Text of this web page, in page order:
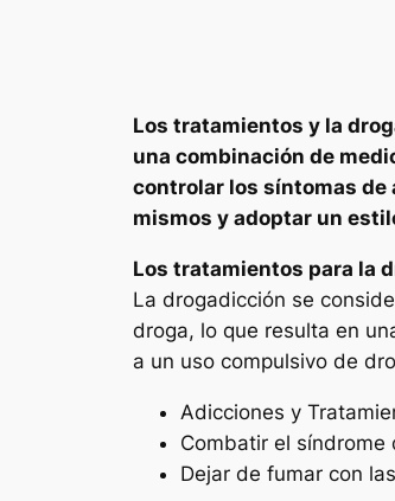
Los tratamientos y la
una combinación de
controlar los síntomas de
mismos y adoptar un
Los tratamientos para la
La drogadicción se
droga, lo que resulta en
a un uso compulsivo de
Adicciones y
Combatir el
Dejar de fumar con